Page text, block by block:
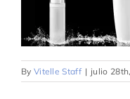
By Vitelle Staff | julio